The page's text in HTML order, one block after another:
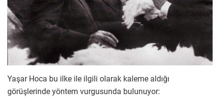
Yaşar Hoca bu ilke ile ilgili olarak kaleme aldığı
görüşlerinde yöntem vurgusunda bulunuyor: